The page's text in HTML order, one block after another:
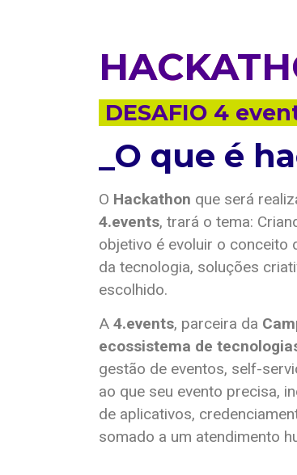
DESAFIO 4
_O que é
O Hackathon que será
4.events, trará o tema:
objetivo é evoluir o conceito
da tecnologia, soluções
escolhido.
A 4.events, parceira da
ecossistema de
gestão de eventos, self-
ao que seu evento precisa,
de aplicativos,
somado a um atendimento